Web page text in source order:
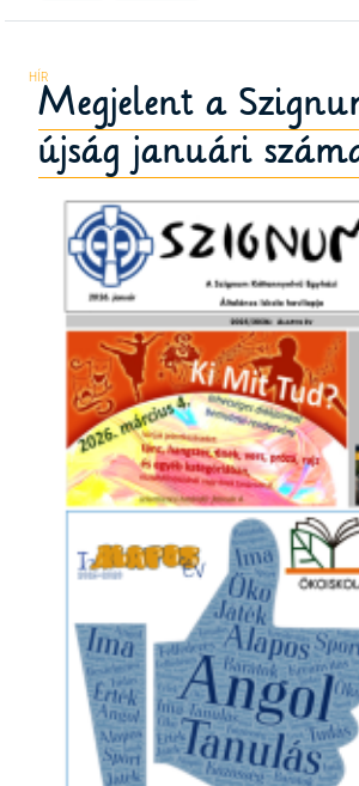
Megjelent a
újság januári